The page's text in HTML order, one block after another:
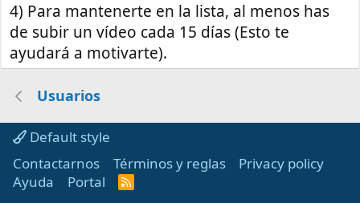
4) Para mantenerte en la lista, al menos has
de subir un vídeo cada 15 días (Esto te
ayudará a motivarte).
Usuarios
Default style
Contactarnos
Términos y reglas
Privacy policy
Ayuda
Portal
R